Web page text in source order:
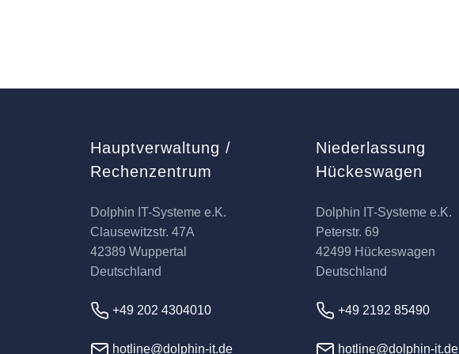
Hauptverwaltung /
Rechenzentrum
Dolphin IT-Systeme e.K.
Clausewitzstr. 47A
42389 Wuppertal
Deutschland
+49 202 4304010
hotline@dolphin-it.de
Niederlassung
Hückeswagen
Dolphin IT-Systeme e.K.
Peterstr. 69
42499 Hückeswagen
Deutschland
+49 2192 85490
hotline@dolphin-it.de